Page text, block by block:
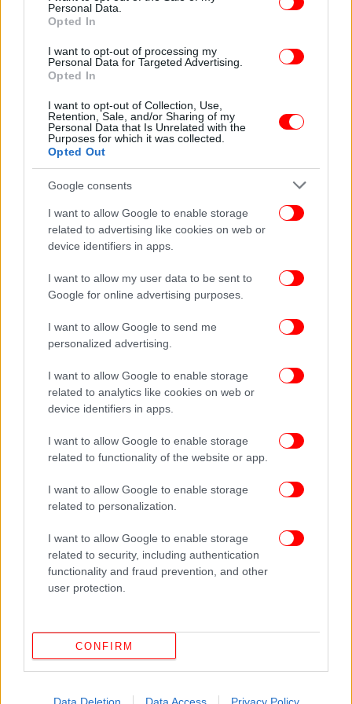
Personal Data.
Opted In
I want to opt-out of processing my
Personal Data for Targeted Advertising.
Opted In
I want to opt-out of Collection, Use,
Retention, Sale, and/or Sharing of my
Personal Data that Is Unrelated with the
Purposes for which it was collected.
Opted Out
Google consents
I want to allow Google to enable storage
related to advertising like cookies on web or
device identifiers in apps.
I want to allow my user data to be sent to
Google for online advertising purposes.
I want to allow Google to send me
personalized advertising.
I want to allow Google to enable storage
related to analytics like cookies on web or
device identifiers in apps.
I want to allow Google to enable storage
related to functionality of the website or app.
I want to allow Google to enable storage
related to personalization.
I want to allow Google to enable storage
related to security, including authentication
functionality and fraud prevention, and other
user protection.
CONFIRM
Ο μεσίτης πρότεινε στον Μπράνσον να επισκεφτεί
έζησα τον έρωτα με την πρώτη ματιά».
Αν και η αρχική του προσφορά απορρίφθηκε, ο
Branson αγόρασε το νησί για 180.000 δολάρια και
ζει εκεί μέχρι σήμερα.
ΠΕΡΙΣΣΟΤΕΡΑ ΒΙΝΤΕΟ
Δείτε όλες τις τελευταίεςΕιδήσεις
στο